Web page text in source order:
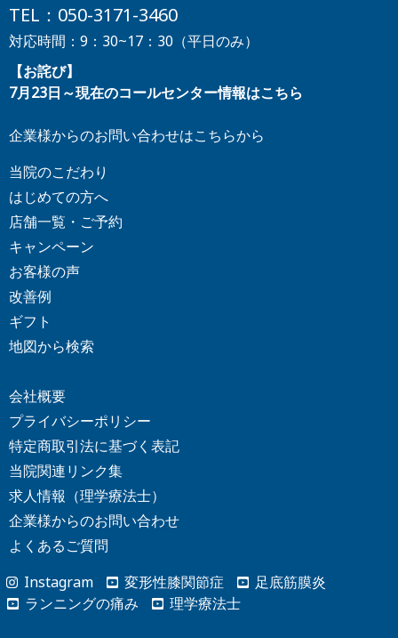
TEL： 050-3171-3460
対応時間：9：30~17：30（平日のみ）
【お詫び】
7月23日～現在のコールセンター情報はこちら
企業様からのお問い合わせはこちらから
当院のこだわり
はじめての方へ
店舗一覧・ご予約
キャンペーン
お客様の声
改善例
ギフト
地図から検索
会社概要
プライバシーポリシー
特定商取引法に基づく表記
当院関連リンク集
求人情報（理学療法士）
企業様からのお問い合わせ
よくあるご質問
Instagram
変形性膝関節症
足底筋膜炎
ランニングの痛み
理学療法士